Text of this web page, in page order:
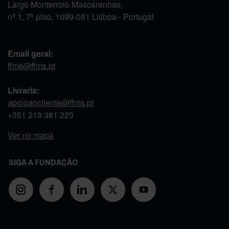
Largo Monterroio Mascarenhas,
nº 1, 7º piso, 1099-081 Lisboa - Portugal
Email geral:
ffms@ffms.pt
Livraria:
apoioaocliente@ffms.pt
+351 219 381 223
Ver no mapa
SIGA A FUNDAÇÃO